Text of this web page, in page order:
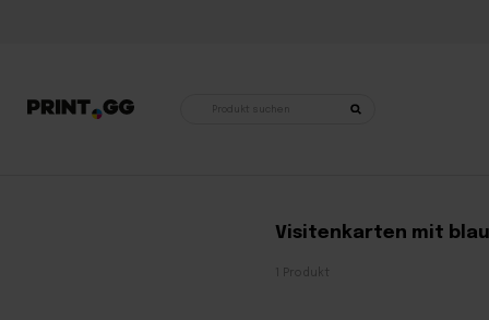
Visitenkarten mit
1 Produkt